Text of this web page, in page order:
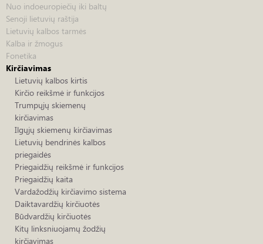
Nuo indoeuropiečių iki baltų
Senoji lietuvių raštija
Lietuvių kalbos tarmės
Kalba ir žmogus
Fonetika
Kirčiavimas
Lietuvių kalbos kirtis
Kirčio reikšmė ir funkcijos
Trumpųjų skiemenų
kirčiavimas
Ilgųjų skiemenų kirčiavimas
Lietuvių bendrinės kalbos
priegaidės
Priegaidžių reikšmė ir funkcijos
Priegaidžių kaita
Vardažodžių kirčiavimo sistema
Daiktavardžių kirčiuotės
Būdvardžių kirčiuotės
Kitų linksniuojamų žodžių
kirčiavimas